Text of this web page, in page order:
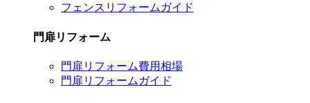
フェンスリフォームガイド
門扉リフォーム
門扉リフォーム費用相場
門扉リフォームガイド